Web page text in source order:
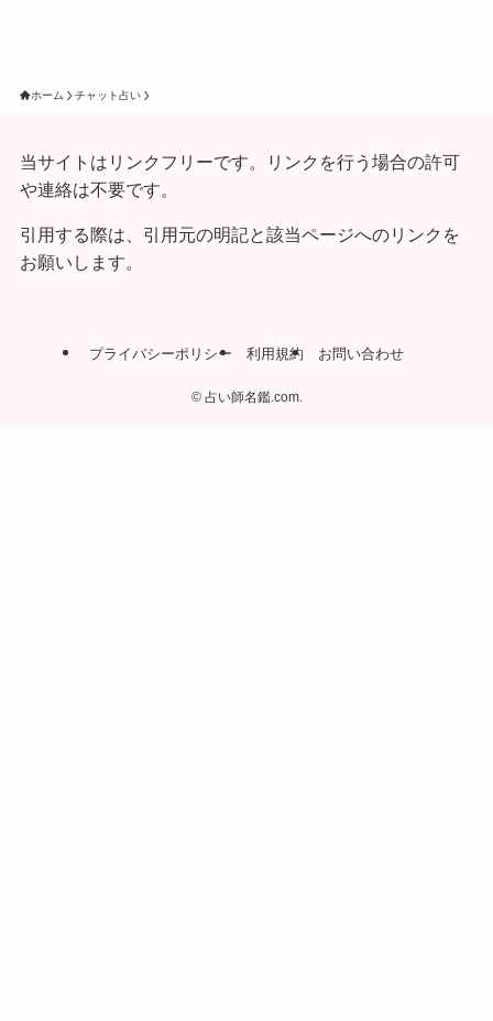
ホーム チャット占い
当サイトはリンクフリーです。リンクを行う場合の許可
や連絡は不要です。
引用する際は、引用元の明記と該当ページへのリンクを
お願いします。
プライバシーポリシー 利用規約 お問い合わせ
©占い師名鑑.com.